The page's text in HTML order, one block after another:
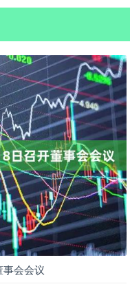
会会议